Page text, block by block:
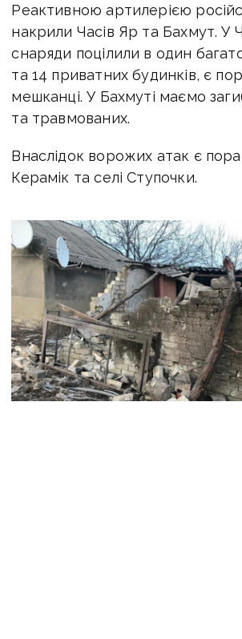
Реактивною артилерією
накрили Часів Яр та Бахмут. У
снаряди поцілили в один
та 14 приватних будинків, є
мешканці. У Бахмуті маємо
та травмованих.
Внаслідок ворожих атак є
Керамік та селі Ступочки.